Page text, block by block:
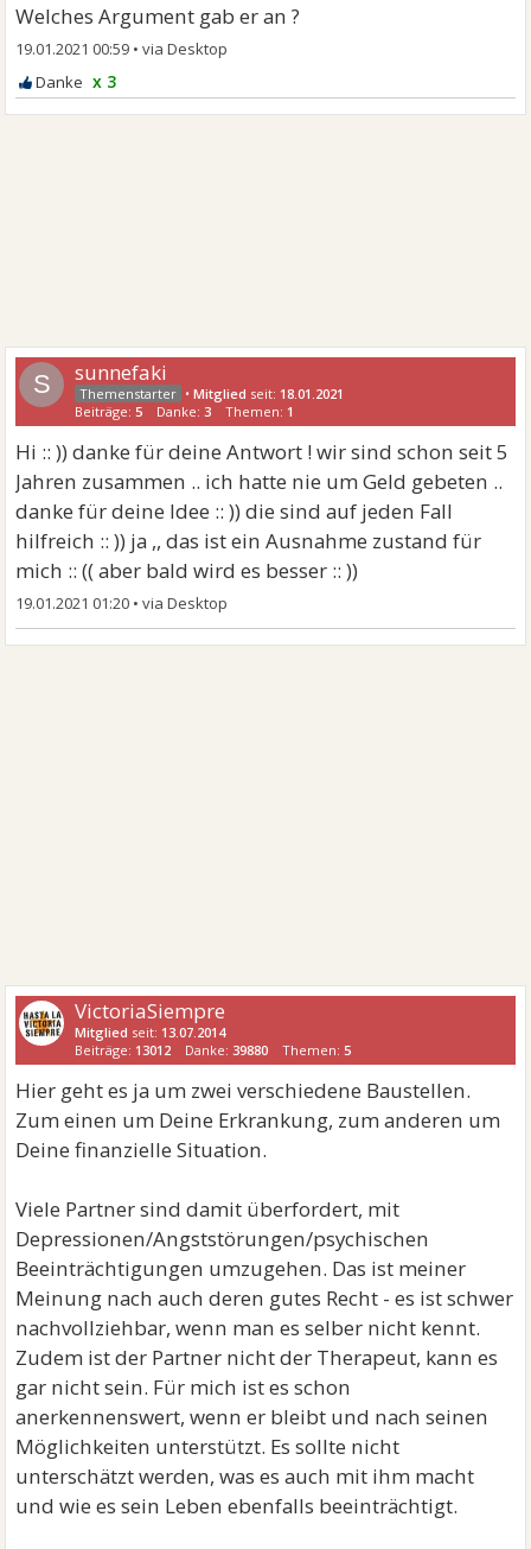
Welches Argument gab er an ?
19.01.2021 00:59 •
x 3
S sunnefaki
•Mitglied seit: 18.01.2021
Beiträge: 5 Danke: 3 Themen: 1
Hi :: )) danke für deine Antwort ! wir sind schon seit 5
Jahren zusammen .. ich hatte nie um Geld gebeten ..
danke für deine Idee :: )) die sind auf jeden Fall
hilfreich :: )) ja ,, das ist ein Ausnahme zustand für
mich :: (( aber bald wird es besser :: ))
19.01.2021 01:20 •
VictoriaSiempre
Mitglied seit: 13.07.2014
Beiträge: 13012 Danke: 39880 Themen: 5
Hier geht es ja um zwei verschiedene Baustellen.
Zum einen um Deine Erkrankung, zum anderen um
Deine finanzielle Situation.
Viele Partner sind damit überfordert, mit
Depressionen/Angststörungen/psychischen
Beeinträchtigungen umzugehen. Das ist meiner
Meinung nach auch deren gutes Recht - es ist schwer
nachvollziehbar, wenn man es selber nicht kennt.
Zudem ist der Partner nicht der Therapeut, kann es
gar nicht sein. Für mich ist es schon
anerkennenswert, wenn er bleibt und nach seinen
Möglichkeiten unterstützt. Es sollte nicht
unterschätzt werden, was es auch mit ihm macht
und wie es sein Leben ebenfalls beeinträchtigt.